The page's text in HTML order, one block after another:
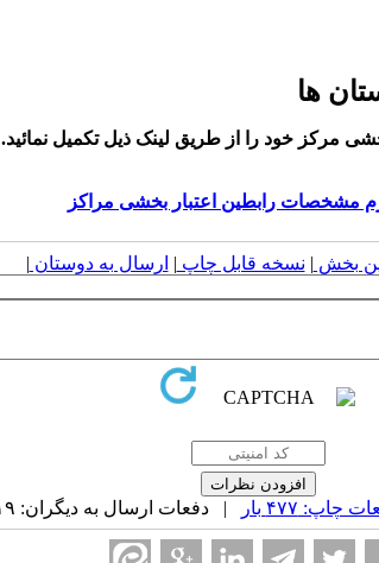
ها
مرکز خود را از طریق لینک ذیل تکمیل نمائید.
مشخصات رابطین اعتبار بخشی مراکز
بخش | نسخه قابل چاپ | ارسال به دوستان |
چاپ: ۴۷۷ بار | دفعات ارسال به دیگران: ۱۹ بار |